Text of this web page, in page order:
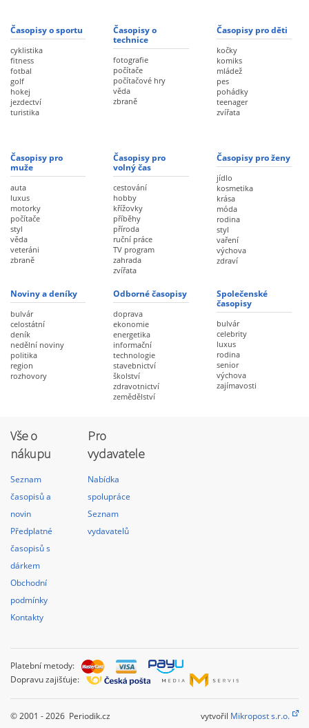
Časopisy o sportu
cyklistika
fitness
fotbal
golf
hokej
jezdectví
turistika
Časopisy o
technice
fotografie
počítače
počítačové hry
věda
zbraně
Časopisy pro děti
kočky
komiks
mládež
pes
pohádky
teenager
zvířata
Časopisy pro
muže
auta
luxus
motorky
počítače
styl
věda
veteráni
zbraně
Časopisy pro
volný čas
cestování
hobby
křížovky
příběhy
příroda
ruční práce
TV program
zahrada
zvířata
Časopisy pro ženy
jídlo
kosmetika
krása
móda
rodina
styl
vaření
výchova
zdraví
Noviny a deníky
bulvár
celostátní
deník
nedělní noviny
politika
region
rozhovory
Odborné časopisy
doprava
ekonomie
energetika
informační
technologie
stavebnictví
školství
zdravotnictví
zemědělství
Společenské
časopisy
bulvár
celebrity
luxus
rodina
senior
výchova
zajímavosti
Vše o
nákupu
Seznam
časopisů a
novin
Předplatné
časopisů s
dárkem
Obchodní
podmínky
Kontakty
Pro
vydavatele
Nabídka
spolupráce
Seznam
vydavatelů
Platební metody:
Dopravu zajišťuje:
© 2001 - 2026 Periodik.cz vytvořil Mikropost s.r.o.